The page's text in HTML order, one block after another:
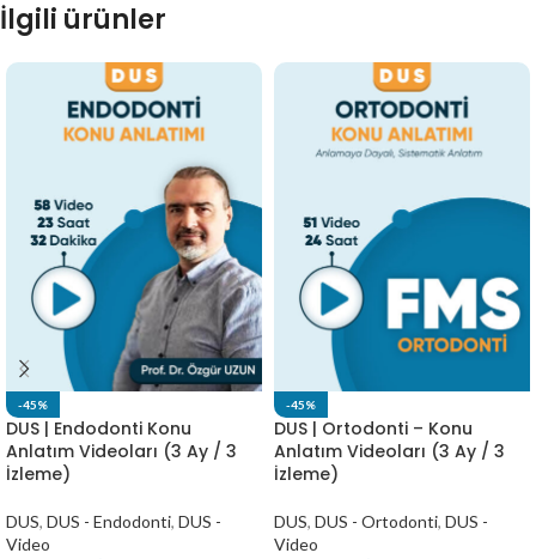
İlgili ürünler
-45%
DUS | Endodonti Konu
Anlatım Videoları (3 Ay / 3
İzleme)
DUS, DUS - Endodonti, DUS -
Video
-45%
DUS | Ortodonti – Konu
Anlatım Videoları (3 Ay / 3
İzleme)
DUS, DUS - Ortodonti, DUS -
Video